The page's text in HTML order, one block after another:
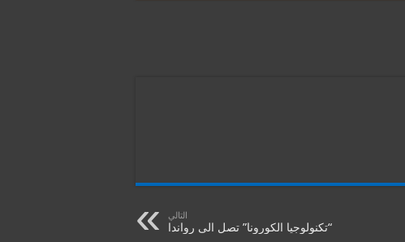
التالي
“تكنولوجيا الكورونا” تصل الى رواندا